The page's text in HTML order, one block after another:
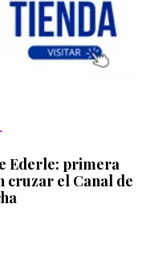
Ederle: primera
cruzar el Canal de